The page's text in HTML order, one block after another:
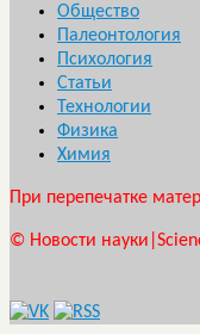
Общество
Палеонтология
Психология
Статьи
Технологии
Физика
Химия
При перепечатке
© Новости